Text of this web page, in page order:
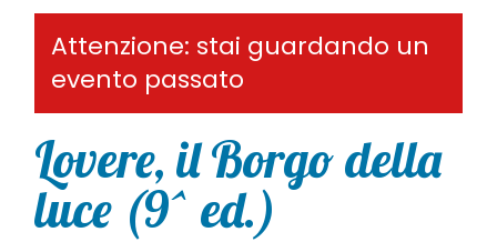
Attenzione: stai guardando un
evento passato
Lovere, il Borgo della
luce (9^ ed.)